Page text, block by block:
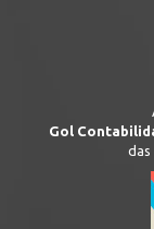
Gol
das